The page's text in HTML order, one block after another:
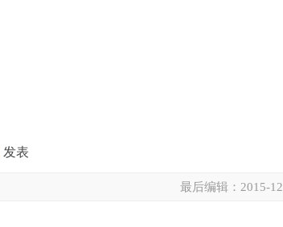
发表
最后编辑： 2015-